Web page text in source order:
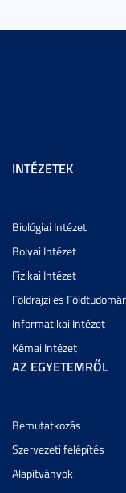
INTÉZETEK
Biológiai Intézet
Bolyai Intézet
Fizikai Intézet
Földrajzi és
Informatikai Intézet
Kémai Intézet
AZ EGYETEMRŐL
Bemutatkozás
Szervezeti felépítés
Alapítványok